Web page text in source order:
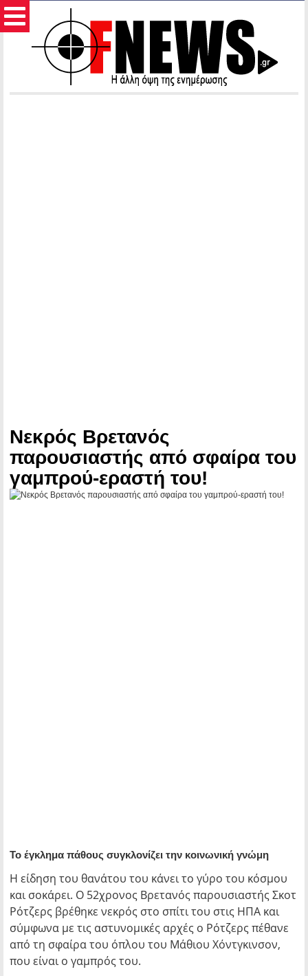
Νεκρός Βρετανός
παρουσιαστής από σφαίρα του
γαμπρού-εραστή του!
Το έγκλημα πάθους συγκλονίζει την κοινωνική γνώμη
Η είδηση του θανάτου του κάνει το γύρο του κόσμου
και σοκάρει. Ο 52χρονος Βρετανός παρουσιαστής Σκοτ
Ρότζερς βρέθηκε νεκρός στο σπίτι του στις ΗΠΑ και
σύμφωνα με τις αστυνομικές αρχές ο Ρότζερς πέθανε
από τη σφαίρα του όπλου του Μάθιου Χόντγκινσον,
που είναι ο γαμπρός του.